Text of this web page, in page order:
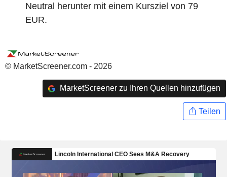
Neutral herunter mit einem Kursziel von 79
EUR.
© MarketScreener.com - 2026
MarketScreener zu Ihren Quellen hinzufügen
Teilen